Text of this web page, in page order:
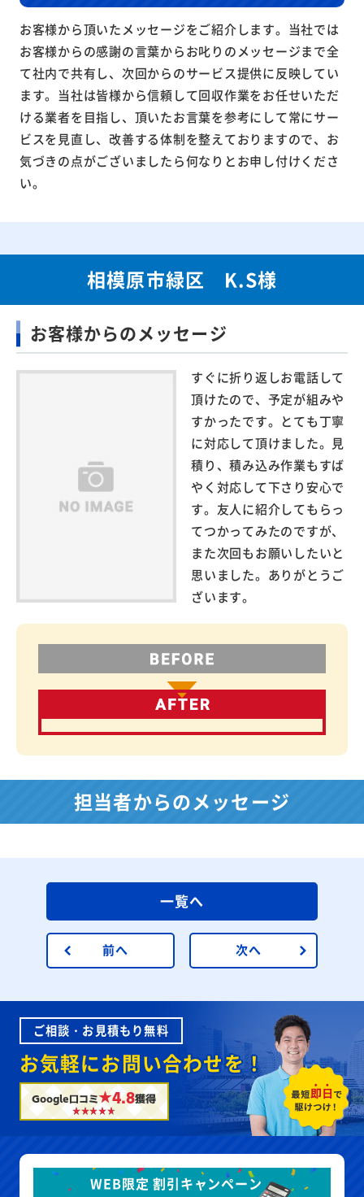
お客様から頂いたメッセージをご紹介します。当社では
お客様からの感謝の言葉からお叱りのメッセージまで全
て社内で共有し、次回からのサービス提供に反映してい
ます。当社は皆様から信頼して回収作業をお任せいただ
ける業者を目指し、頂いたお言葉を参考にして常にサー
ビスを見直し、改善する体制を整えておりますので、お
気づきの点がございましたら何なりとお申し付けくださ
い。
相模原市緑区 K.S様
お客様からのメッセージ
すぐに折り返しお電話して
頂けたので、予定が組みや
すかったです。とても丁寧
に対応して頂けました。見
積り、積み込み作業もすば
やく対応して下さり安心で
す。友人に紹介してもらっ
てつかってみたのですが、
また次回もお願いしたいと
思いました。ありがとうご
ざいます。
担当者からのメッセージ
前へ
一覧へ
次へ
ご相談・お見積もり無料
お気軽にお問い合わせを！
Google口コミ★4.8獲得
WEB限定 割引キャンペーン